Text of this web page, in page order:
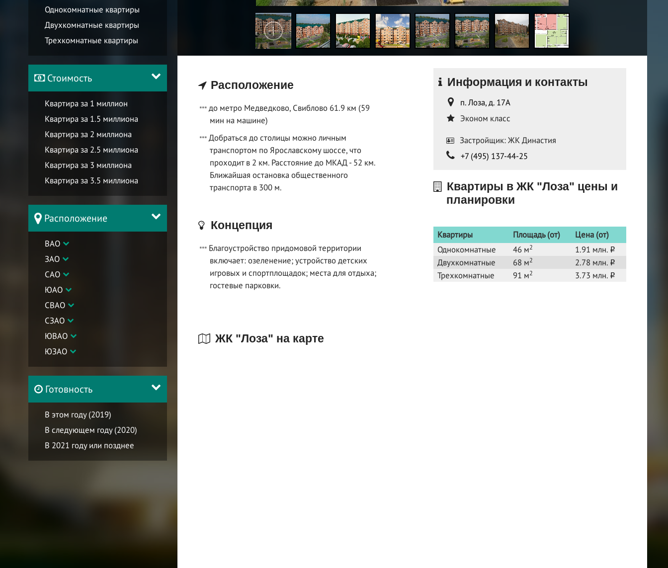
Однокомнатные квартиры
Двухкомнатные квартиры
Трехкомнатные квартиры
Стоимость
Квартира за 1 миллион
Квартира за 1.5 миллиона
Квартира за 2 миллиона
Квартира за 2.5 миллиона
Квартира за 3 миллиона
Квартира за 3.5 миллиона
Расположение
ВАО
ЗАО
САО
ЮАО
СВАО
СЗАО
ЮВАО
ЮЗАО
Готовность
В этом году (2019)
В следующем году (2020)
В 2021 году или позднее
Расположение
до метро Медведково, Свиблово 61.9 км (59
мин на машине)
Добраться до столицы можно личным
транспортом по Ярославскому шоссе, что
проходит в 2 км. Расстояние до МКАД - 52 км.
Ближайшая остановка общественного
транспорта в 300 м.
Концепция
Благоустройство придомовой территории
включает: озеленение; устройство детских
игровых и спортплощадок; места для отдыха;
гостевые парковки.
Информация и контакты
п. Лоза, д. 17А
Эконом класс
Застройщик: ЖК Династия
+7 (495) 137-44-25
Квартиры в ЖК "Лоза" цены и
планировки
Квартиры Площадь (от)
Цена (от)
Однокомнатные
46 м2 1.91 млн. o
Двухкомнатные 68 м2 2.78 млн. o
Трехкомнатные 91 м2 3.73 млн. o
ЖК "Лоза" на карте